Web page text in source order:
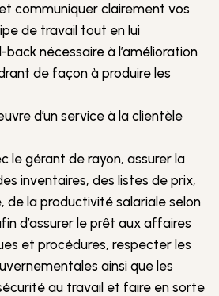
communiquer clairement vos
de travail tout en lui
nécessaire à l’amélioration
de façon à produire les
d’un service à la clientèle
le gérant de rayon, assurer la
inventaires, des listes de prix,
de la productivité salariale selon
d’assurer le prêt aux affaires
et procédures, respecter les
ainsi que les
au travail et faire en sorte